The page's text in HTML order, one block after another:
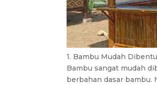
1. Bambu Mudah
Bambu sangat mudah
berbahan dasar